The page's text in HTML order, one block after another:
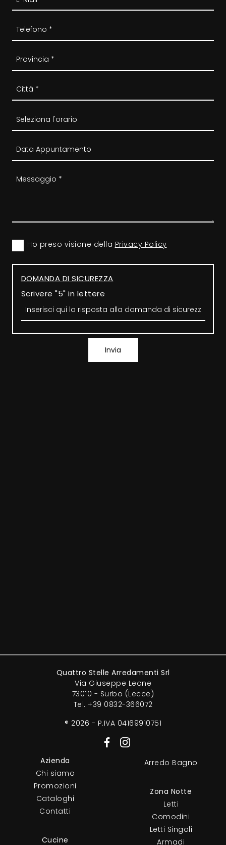
Ho preso visione della Privacy Policy
DOMANDA DI SICUREZZA
Scrivere "5" in lettere
Invia
Quattro Stelle Arredamenti Srl
Via Giuseppe Leone
73010 - Surbo (Lecce)
Tel. +39 0832-366072
® 2026 - P.IVA 04169910751
Azienda
Chi siamo
Promozioni
Cataloghi
Contatti
Cucine
Arredo Bagno
Zona Notte
Letti
Comodini
Letti Singoli
Armadi